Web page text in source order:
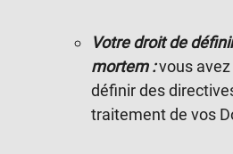
Votre droit de
mortem :vous
définir des
traitement de vos